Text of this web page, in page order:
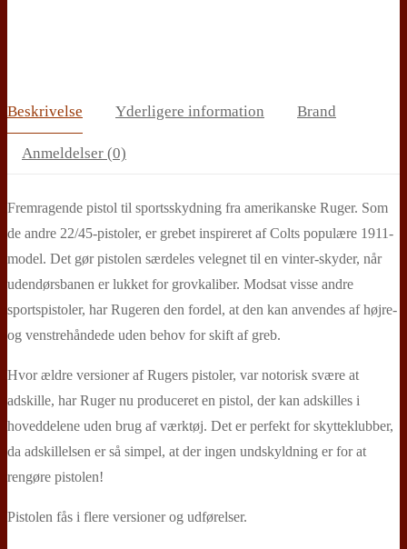
Beskrivelse Yderligere information Brand
Anmeldelser (0)
Fremragende pistol til sportsskydning fra amerikanske Ruger. Som
de andre 22/45-pistoler, er grebet inspireret af Colts populære 1911-
model. Det gør pistolen særdeles velegnet til en vinter-skyder, når
udendørsbanen er lukket for grovkaliber. Modsat visse andre
sportspistoler, har Rugeren den fordel, at den kan anvendes af højre-
og venstrehåndede uden behov for skift af greb.
Hvor ældre versioner af Rugers pistoler, var notorisk svære at
adskille, har Ruger nu produceret en pistol, der kan adskilles i
hoveddelene uden brug af værktøj. Det er perfekt for skytteklubber,
da adskillelsen er så simpel, at der ingen undskyldning er for at
rengøre pistolen!
Pistolen fås i flere versioner og udførelser.